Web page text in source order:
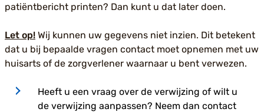
patiëntbericht printen? Dan kunt u dat later doen.
Let op! Wij kunnen uw gegevens niet inzien. Dit betekent
dat u bij bepaalde vragen contact moet opnemen met uw
huisarts of de zorgverlener waarnaar u bent verwezen.
Heeft u een vraag over de verwijzing of wilt u
de verwijzing aanpassen? Neem dan contact